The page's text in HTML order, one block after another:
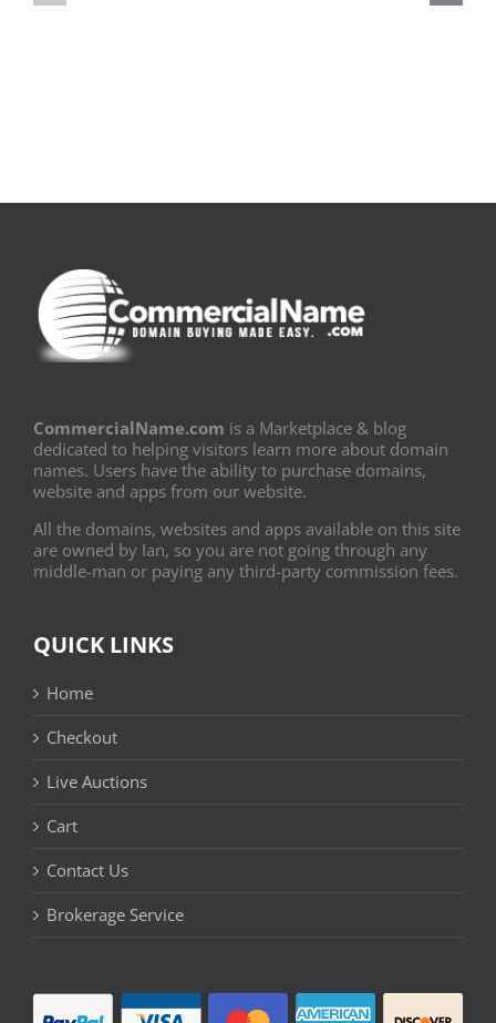
CommercialName.com is a Marketplace & blog
dedicated to helping visitors learn more about domain
names. Users have the ability to purchase domains,
website and apps from our website.
All the domains, websites and apps available on this site
are owned by Ian, so you are not going through any
middle-man or paying any third-party commission fees.
QUICK LINKS
Home
Checkout
Live Auctions
Cart
Contact Us
Brokerage Service